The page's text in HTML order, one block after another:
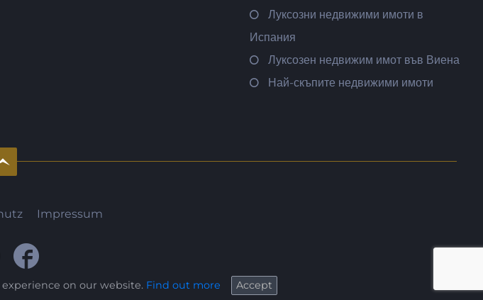
Луксозни недвижими имоти в
Испания
Луксозен недвижим имот във Виена
Най-скъпите недвижими имоти
Impressum
on our website. Find out more Accept